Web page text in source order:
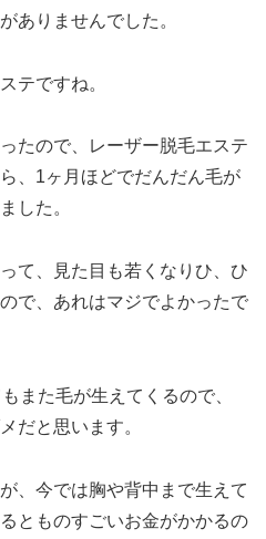
ありませんでした。
テですね。
たので、レーザー脱毛エステ
、1ヶ月ほどでだんだん毛が
した。
て、見た目も若くなりひ、ひ
で、あれはマジでよかったで
また毛が生えてくるので、
だと思います。
、今では胸や背中まで生えて
とものすごいお金がかかるの